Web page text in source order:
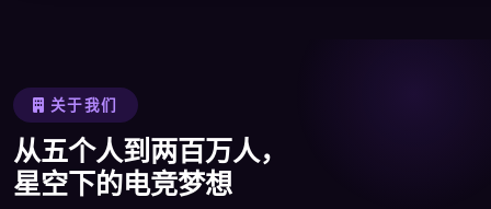
关于我们
从五个人到两百万人，
星空下的电竞梦想